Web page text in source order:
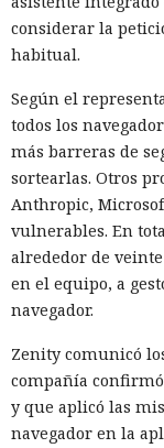
considerar la
habitual.
Según el
todos los
más barreras de
sortearlas. Otros
Anthropic,
vulnerables. En
alrededor de
en el equipo, a
navegador.
Zenity comunicó
compañía
y que aplicó las
navegador en la